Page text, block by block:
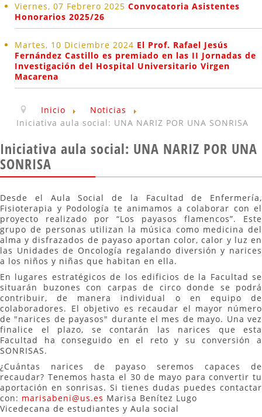
Viernes, 07 Febrero 2025 Convocatoria Asistentes
Honorarios 2025/26
Martes, 10 Diciembre 2024 El Prof. Rafael Jesús
Fernández Castillo es premiado en las II Jornadas de
Investigación del Hospital Universitario Virgen
Macarena
Inicio
Noticias
Iniciativa aula social: UNA NARIZ POR UNA SONRISA
Iniciativa aula social: UNA NARIZ POR UNA
SONRISA
Desde el Aula Social de la Facultad de Enfermería,
Fisioterapia y Podología te animamos a colaborar con el
proyecto realizado por “Los payasos flamencos”. Este
grupo de personas utilizan la música como medicina del
alma y disfrazados de payaso aportan color, calor y luz en
las Unidades de Oncología regalando diversión y narices
a los niños y niñas que habitan en ella.
En lugares estratégicos de los edificios de la Facultad se
situarán buzones con carpas de circo donde se podrá
contribuir, de manera individual o en equipo de
colaboradores. El objetivo es recaudar el mayor número
de "narices de payasos" durante el mes de mayo. Una vez
finalice el plazo, se contarán las narices que esta
Facultad ha conseguido en el reto y su conversión a
SONRISAS.
¿Cuántas narices de payaso seremos capaces de
recaudar? Tenemos hasta el 30 de mayo para convertir tu
aportación en sonrisas. Si tienes dudas puedes contactar
con: marisabeni@us.es Marisa Benítez Lugo
Vicedecana de estudiantes y Aula social